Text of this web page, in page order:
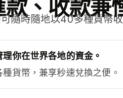
、收款兼
隨時隨地以40多種貨幣
理你在世界各地的資金。
貨幣，兼享秒速兌換之便。